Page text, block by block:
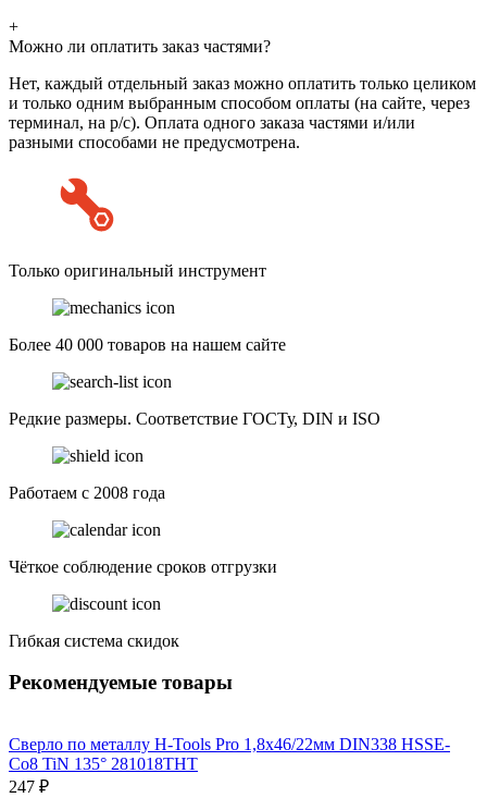
+
Можно ли оплатить заказ частями?
Нет, каждый отдельный заказ можно оплатить только целиком
и только одним выбранным способом оплаты (на сайте, через
терминал, на р/с). Оплата одного заказа частями и/или
разными способами не предусмотрена.
Только оригинальный инструмент
Более 40 000 товаров на нашем сайте
Редкие размеры. Соответствие ГОСТу, DIN и ISO
Работаем с 2008 года
Чёткое соблюдение сроков отгрузки
Гибкая система скидок
Рекомендуемые товары
Сверло по металлу H-Tools Pro 1,8x46/22мм DIN338 HSSE-
Co8 TiN 135° 281018THT
247 ₽